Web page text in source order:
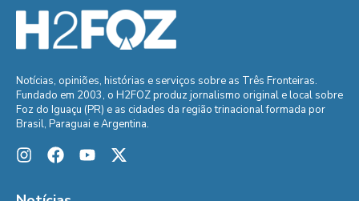
Notícias, opiniões, histórias e serviços sobre as Três Fronteiras.
Fundado em 2003, o H2FOZ produz jornalismo original e local sobre
Foz do Iguaçu (PR) e as cidades da região trinacional formada por
Brasil, Paraguai e Argentina.